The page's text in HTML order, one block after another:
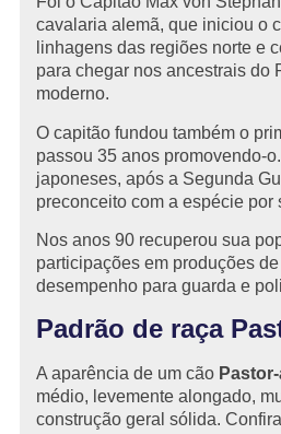
cavalaria alemã, que iniciou o
linhagens das regiões norte e
para chegar nos ancestrais do
moderno.
O capitão fundou também o
passou 35 anos promovendo-
japoneses, após a Segunda
preconceito com a espécie por
Nos anos 90 recuperou sua
participações em produções
desempenho para guarda e
Padrão de raça
A aparência de um cão
médio, levemente alongado,
construção geral sólida.